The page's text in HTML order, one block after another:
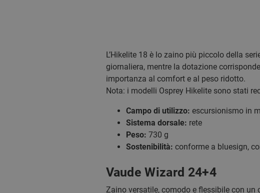
L’Hikelite 18 è lo zaino più piccolo della
giornaliera, mentre la dotazione
importanza al comfort e al peso ridotto.
Nota: i modelli Osprey Hikelite sono stati
Campo di utilizzo: escursionismo in
Sistema dorsale: rete
Peso: 730 g
Sostenibilità: conforme a bluesign,
Vaude Wizard 24+4
Zaino versatile, comodo e flessibile con un